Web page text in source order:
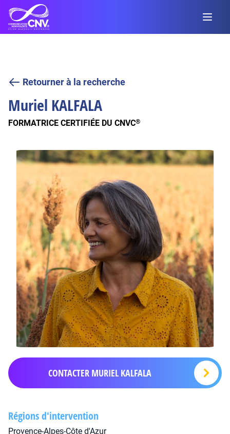
Retourner à la recherche
Muriel KALFALA
FORMATRICE CERTIFIÉE DU CNVC®
CONTACTER MURIEL KALFALA
Régions d'intervention
Provence-Alpes-Côte d'Azur